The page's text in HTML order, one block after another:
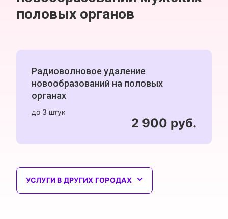
половых органов
Радиоволновое удаление
новообразований на половых
органах
до 3 штук
2 900 руб.
УСЛУГИ В ДРУГИХ ГОРОДАХ